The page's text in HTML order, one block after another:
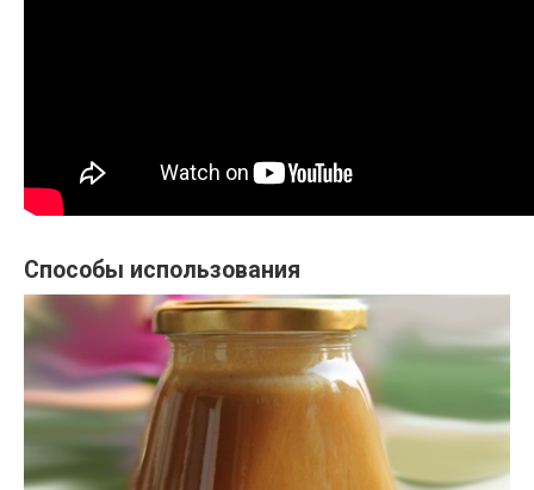
Способы использования